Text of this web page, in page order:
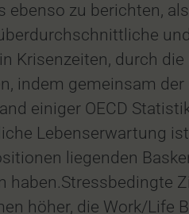
zu berichten,
Krisenzeiten, durch
indem gemeinsam
einiger OECD
Lebenserwartung
liegenden
höher, die Work/Life